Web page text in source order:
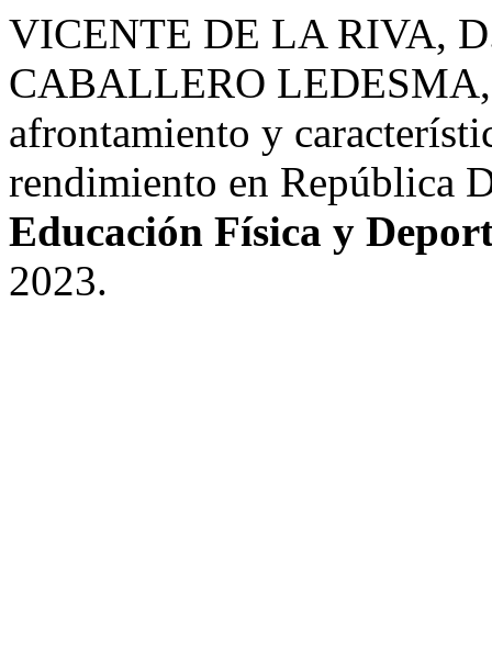
VICENTE DE LA RIVA,
CABALLERO LEDESMA,
afrontamiento y
rendimiento en República
Educación Física y
2023.